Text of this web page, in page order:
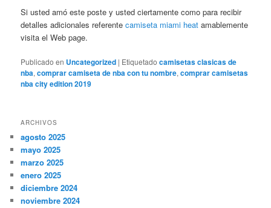
Si usted amó este poste y usted ciertamente como para recibir
detalles adicionales referentecamiseta miami heat amablemente
visita el Web page.
Publicado en Uncategorized | Etiquetado camisetas clasicas de
nba,comprar camiseta de nba con tu nombre,comprar camisetas
nba city edition 2019
ARCHIVOS
agosto 2025
mayo 2025
marzo 2025
enero 2025
diciembre 2024
noviembre 2024